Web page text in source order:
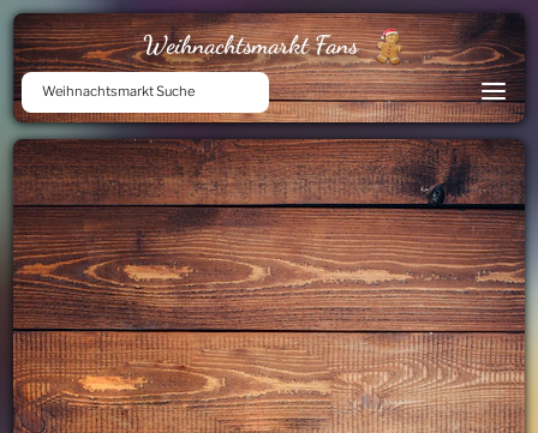
Weihnachtsmarkt Fans
Weihnachtsmarkt Suche